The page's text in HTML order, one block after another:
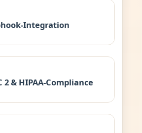
Integration
2 & HIPAA-Compliance